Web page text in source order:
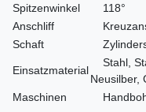
Spitzenwinkel
118°
Anschliff
Schaft
Einsatzmaterial
Stahl,
Neusilber,
Maschinen